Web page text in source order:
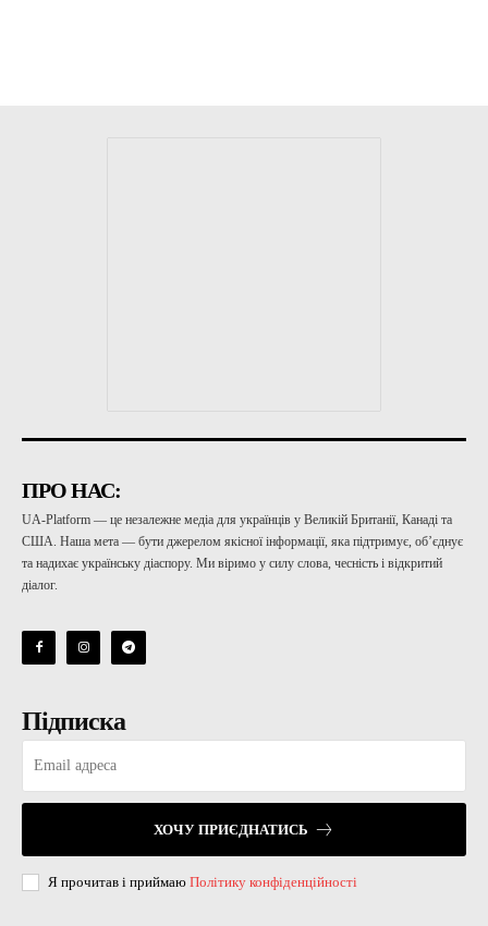
ПРО НАС:
UA-Platform — це незалежне медіа для українців у Великій Британії, Канаді та
США. Наша мета — бути джерелом якісної інформації, яка підтримує, об’єднує
та надихає українську діаспору. Ми віримо у силу слова, чесність і відкритий
діалог.
Підписка
ХОЧУ ПРИЄДНАТИСЬ
Я прочитав і приймаю Політику конфіденційності